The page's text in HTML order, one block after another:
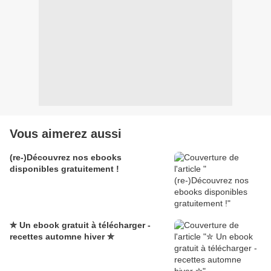
Vous aimerez aussi
(re-)Découvrez nos ebooks
disponibles gratuitement !
✮ Un ebook gratuit à télécharger -
recettes automne hiver ✮